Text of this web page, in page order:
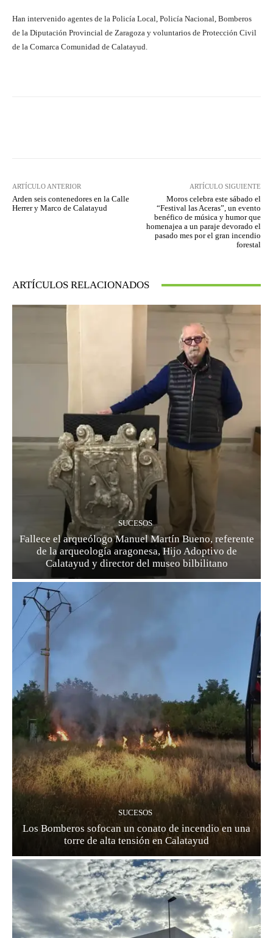
Han intervenido agentes de la Policía Local, Policía Nacional, Bomberos
de la Diputación Provincial de Zaragoza y voluntarios de Protección Civil
de la Comarca Comunidad de Calatayud.
ARTÍCULO ANTERIOR
Arden seis contenedores en la Calle
Herrer y Marco de Calatayud
ARTÍCULO SIGUIENTE
Moros celebra este sábado el
“Festival las Aceras”, un evento
benéfico de música y humor que
homenajea a un paraje devorado el
pasado mes por el gran incendio
forestal
ARTÍCULOS RELACIONADOS
SUCESOS
Fallece el arqueólogo Manuel Martín Bueno, referente
de la arqueología aragonesa, Hijo Adoptivo de
Calatayud y director del museo bilbilitano
SUCESOS
Los Bomberos sofocan un conato de incendio en una
torre de alta tensión en Calatayud